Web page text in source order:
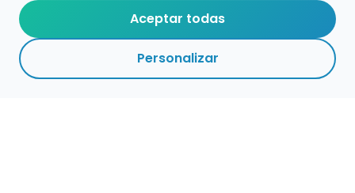
Aceptar todas
Personalizar